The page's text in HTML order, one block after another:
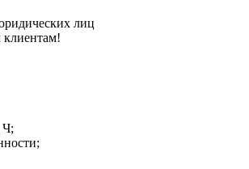
лиц
клиентам!
Ч;